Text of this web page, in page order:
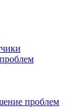
проблем